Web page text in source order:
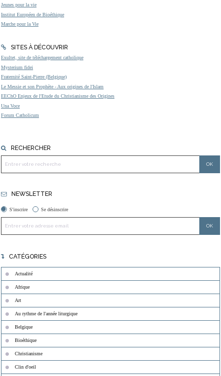
Jeunes pour la vie
Institut Européen de Bioéthique
Marche pour la Vie
SITES À DÉCOUVRIR
Exultet, site de téléchargement catholique
Mysterium fidei
Fraternité Saint-Pierre (Belgique)
Le Messie et son Prophète - Aux origines de l'Islam
EEChO Enjeux de l'Etude du Christianisme des Origines
Una Voce
Forum Catholicum
RECHERCHER
NEWSLETTER
S'inscrire Se désinscrire
CATÉGORIES
Actualité
Afrique
Art
Au rythme de l'année liturgique
Belgique
Bioéthique
Christianisme
Clin d'oeil